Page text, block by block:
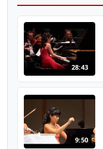
28:43
9:50